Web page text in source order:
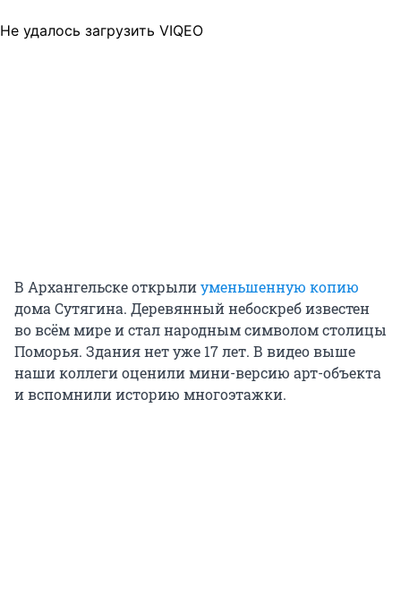
Не удалось загрузить VIQEO
В Архангельске открылиуменьшенную копию
дома Сутягина. Деревянный небоскреб известен
во всём мире и стал народным символом столицы
Поморья. Здания нет уже 17 лет. В видео выше
наши коллеги оценили мини-версию арт-объекта
и вспомнили историю многоэтажки.